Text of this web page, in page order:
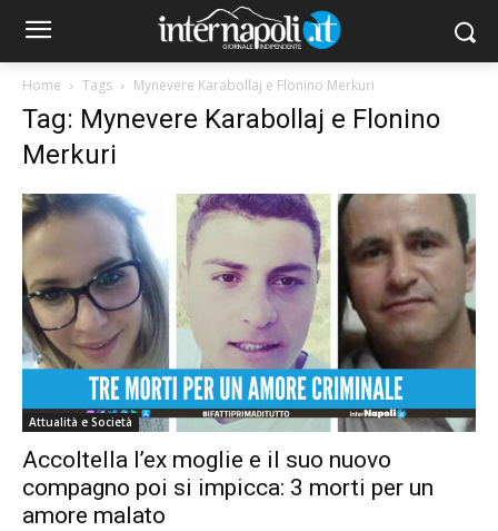
Home Tags Mynevere Karabollaj e Flonino Merkuri
Tag: Mynevere Karabollaj e Flonino
Merkuri
Attualità e Società
Accoltella l’ex moglie e il suo nuovo
compagno poi si impicca: 3 morti per un
amore malato